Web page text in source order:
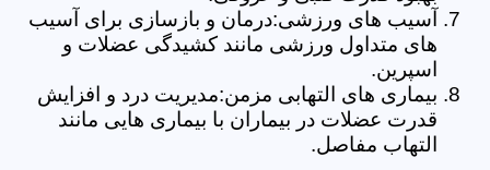
آسیب های ورزشی:درمان و بازسازی برای آسیب
های متداول ورزشی مانند کشیدگی عضلات و
اسپرین.
بیماری های التهابی مزمن:مدیریت درد و افزایش
قدرت عضلات در بیماران با بیماری هایی مانند
التهاب مفاصل.